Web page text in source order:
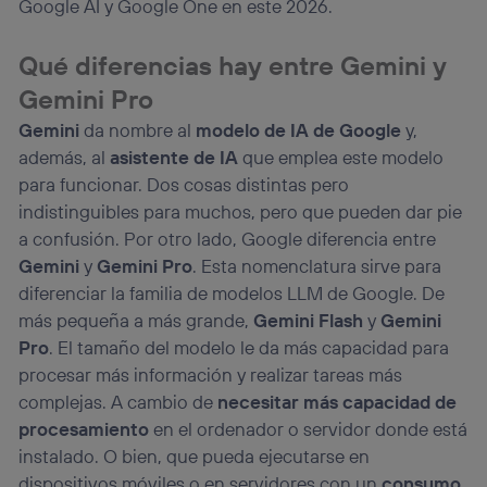
Google AI y Google One en este 2026.
Qué diferencias hay entre Gemini y
Gemini Pro
Gemini da nombre al modelo de IA de Google y,
además, al asistente de IA que emplea este modelo
para funcionar. Dos cosas distintas pero
indistinguibles para muchos, pero que pueden dar pie
a confusión. Por otro lado, Google diferencia entre
Gemini y Gemini Pro. Esta nomenclatura sirve para
diferenciar la familia de modelos LLM de Google. De
más pequeña a más grande, Gemini Flash y Gemini
Pro. El tamaño del modelo le da más capacidad para
procesar más información y realizar tareas más
complejas. A cambio de necesitar más capacidad de
procesamientoen el ordenador o servidor donde está
instalado. O bien, que pueda ejecutarse en
el marketing o análisis se realizará en función de las
que hayan dado su consentimiento.
Si utilizasdatos móviles
personalizado, ya que se basará únicamente en la
navegación del usuario del móvil.
Puedes gestionar los consentimientos Utiq seleccionando
“Administrar Utiq” en la parte inferior de esta página web o
visitando el
portal de privacidad de Utiq
(“consenthub”). Para más información, consulta
la política de privacidad de Utiq.